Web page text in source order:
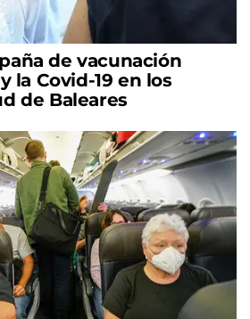
de vacunación
la Covid-19 en los
de Baleares